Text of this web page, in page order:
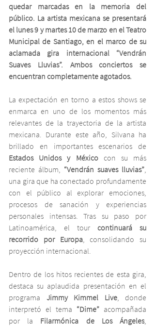
quedar marcadas en la memoria del
público. La artista mexicana se presentará
el lunes 9 y martes 10 de marzo en el Teatro
Municipal de Santiago, en el marco de su
aclamada gira internacional “Vendrán
Suaves Lluvias”. Ambos conciertos se
encuentran completamente agotados.
La expectación en torno a estos shows se
enmarca en uno de los momentos más
relevantes de la trayectoria de la artista
mexicana. Durante este año, Silvana ha
Estados Unidos y México con su más
reciente álbum, “Vendrán suaves lluvias”,
una gira que ha conectado profundamente
con el público al explorar emociones,
procesos de sanación y experiencias
personales intensas. Tras su paso por
Latinoamérica, el tour continuará su
recorrido por Europa, consolidando su
proyección internacional.
Dentro de los hitos recientes de esta gira,
destaca su aplaudida presentación en el
programa Jimmy Kimmel Live, donde
interpretó el tema “Dime” acompañada
por la Filarmónica de Los Ángeles,